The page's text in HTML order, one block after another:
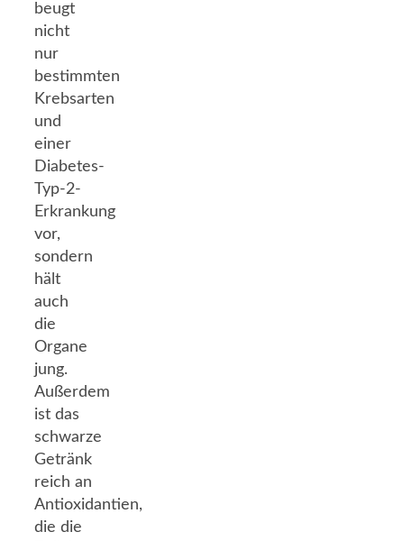
beugt
nicht
nur
bestimmten
Krebsarten
und
einer
Diabetes-
Typ-2-
Erkrankung
vor,
sondern
hält
auch
die
Organe
jung.
Außerdem
ist das
schwarze
Getränk
reich an
Antioxidantien,
die die